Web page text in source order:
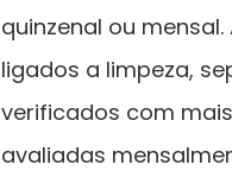
quinzenal ou
ligados a limpeza,
verificados com
avaliadas